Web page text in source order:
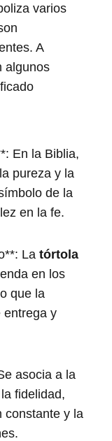
varios
A
algunos
En la Biblia,
pureza y la
de la
en la fe.
La tórtola
en los
que la
entrega y
asocia a la
fidelidad,
constante y la